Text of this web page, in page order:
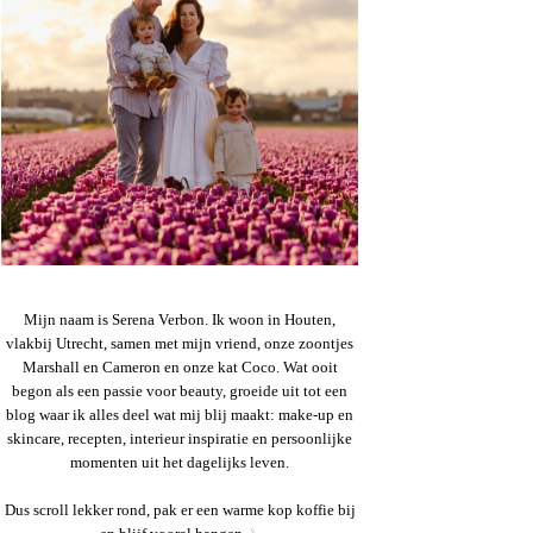
Mijn naam is Serena Verbon. Ik woon in Houten,
vlakbij Utrecht, samen met mijn vriend, onze zoontjes
Marshall en Cameron en onze kat Coco. Wat ooit
begon als een passie voor beauty, groeide uit tot een
blog waar ik alles deel wat mij blij maakt: make-up en
skincare, recepten, interieur inspiratie en persoonlijke
momenten uit het dagelijks leven.
Dus scroll lekker rond, pak er een warme kop koffie bij